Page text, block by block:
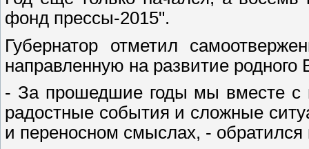
фонд прессы-2015".
Губернатор отметил
направленную на развитие
- За прошедшие годы мы вместе с
радостные события и сложные
и переносном смыслах, -